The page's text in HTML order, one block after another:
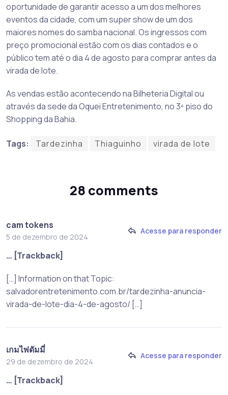
oportunidade de garantir acesso a um dos melhores
eventos da cidade, com um super show de um dos
maiores nomes do samba nacional. Os ingressos com
preço promocional estão com os dias contados e o
público tem até o dia 4 de agosto para comprar antes da
virada de lote.
As vendas estão acontecendo na Bilheteria Digital ou
através da sede da Oquei Entretenimento, no 3º piso do
Shopping da Bahia.
Tags: Tardezinha Thiaguinho virada de lote
28 comments
cam tokens
5 de dezembro de 2024
Acesse para responder
… [Trackback]
[…] Information on that Topic:
salvadorentretenimento.com.br/tardezinha-anuncia-
virada-de-lote-dia-4-de-agosto/ […]
เกมไพ่ดัมมี่
29 de dezembro de 2024
Acesse para responder
… [Trackback]